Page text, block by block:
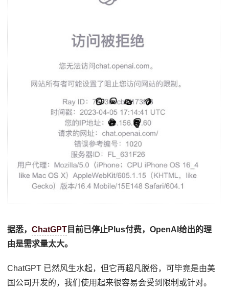
据悉，ChatGPT 目前已停止Plus付费，OpenAI给出的理
由是需求量太大。
ChatGPT 已然风生水起，但它再超凡脱俗，可毕竟是由美
国公司开发的，我们使用起来很容易会受到限制或针对。